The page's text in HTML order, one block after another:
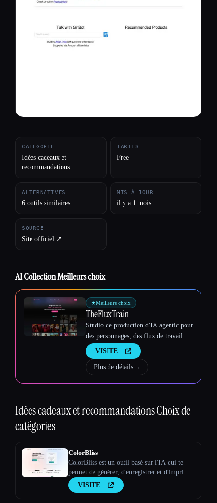
CATÉGORIE
Idées cadeaux et
recommandations
TARIFS
Free
ALTERNATIVES
6 outils similaires
MIS À JOUR
il y a 1 mois
SOURCE
Site officiel ↗︎
AI Collection Meilleurs choix
★Meilleurs choix
TheFluxTrain
Studio de production d'IA agentic pour
des personnages, des flux de travail et
des vidéos cohérents
VISITE
Plus de détails→
Idées cadeaux et recommandationsChoix de
catégories
ColorBliss
ColorBliss est un outil basé sur l'IA qui te
permet de générer, d'enregistrer et d'imprimer
des feuilles à colorier personnalisées uniques
en utilisant des instructions textuelles, en les
VISITE